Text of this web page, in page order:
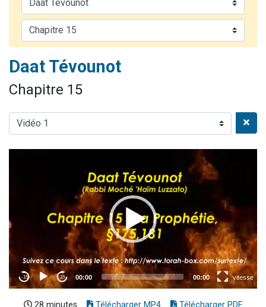
Il reste 49 places pour étudier en groupe sur Zoom
12 nouvelles musiques dans Torah-Box Music
Daat Tévounot
Chapitre 15
28 minutes Télécharger MP4 Télécharger PDF